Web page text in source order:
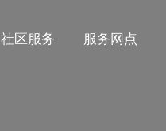
社区服务 服务网点